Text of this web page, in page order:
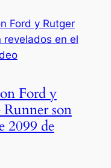
Ford y
son
2099 de